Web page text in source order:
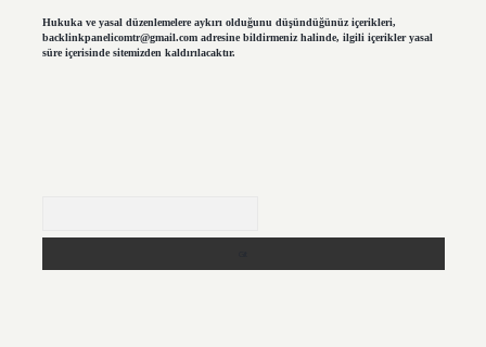
Hukuka ve yasal düzenlemelere aykırı olduğunu düşündüğünüz içerikleri,
backlinkpanelicomtr@gmail.comadresine bildirmeniz halinde, ilgili içerikler yasal
süre içerisinde sitemizden kaldırılacaktır.